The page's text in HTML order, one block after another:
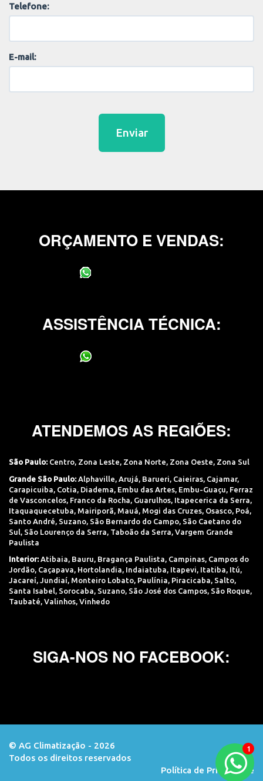
Telefone:
E-mail:
Enviar
ORÇAMENTO E VENDAS:
ASSISTÊNCIA TÉCNICA:
ATENDEMOS AS REGIÕES:
São Paulo: Centro, Zona Leste, Zona Norte, Zona Oeste, Zona Sul
Grande São Paulo: Alphaville Arujá Barueri Caieiras Cajamar,
Carapicuiba Cotia Diadema Embu das Artes Embu-Guaçu Ferraz
de Vasconcelos Franco da Rocha Guarulhos Itapecerica da Serra
Itaquaquecetuba Mairiporã Mauá Mogi das Cruzes Osasco Poá
Santo André Suzano São Bernardo do Campo São Caetano do
Sul São Lourenço da Serra Taboão da Serra Vargem Grande
Paulista
Interior: Atibaia, Bauru, Bragança Paulista, Campinas, Campos do
Jordão, Caçapava, Hortolandia, Indaiatuba, Itapevi, Itatiba, Itú,
Jacareí, Jundiaí, Monteiro Lobato, Paulínia, Piracicaba, Salto,
Santa Isabel, Sorocaba, Suzano, São José dos Campos, São Roque,
Taubaté, Valinhos, Vinhedo
SIGA-NOS NO FACEBOOK:
© AG Climatização - 2026
Todos os direitos reservados
Política de Privacidade
Orçamento